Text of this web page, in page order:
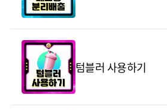
텀블러 사용하기